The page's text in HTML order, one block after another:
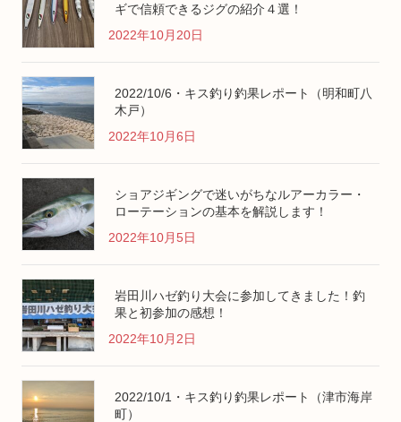
ギで信頼できるジグの紹介４選！
2022年10月20日
2022/10/6・キス釣り釣果レポート（明和町八
木戸）
2022年10月6日
ショアジギングで迷いがちなルアーカラー・
ローテーションの基本を解説します！
2022年10月5日
岩田川ハゼ釣り大会に参加してきました！釣
果と初参加の感想！
2022年10月2日
2022/10/1・キス釣り釣果レポート（津市海岸
町）